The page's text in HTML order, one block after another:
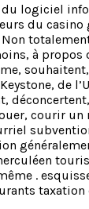
logiciel
du
à propos
de
courir
.